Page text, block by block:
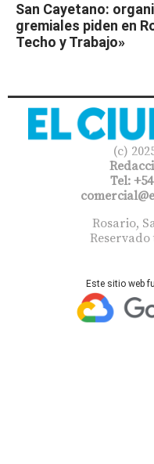
San Cayetano:
gremiales piden en
Techo y Trabajo»
(c)
Tel:
Rosario,
Este sitio web